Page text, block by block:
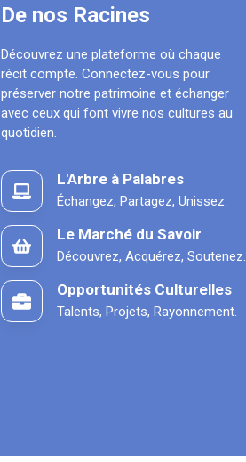
De nos Racines
Découvrez une plateforme où chaque
récit compte. Connectez-vous pour
préserver notre patrimoine et échanger
avec ceux qui font vivre nos cultures au
quotidien.
L'Arbre à Palabres
Échangez, Partagez, Unissez.
Le Marché du Savoir
Découvrez, Acquérez, Soutenez.
Opportunités Culturelles
Talents, Projets, Rayonnement.